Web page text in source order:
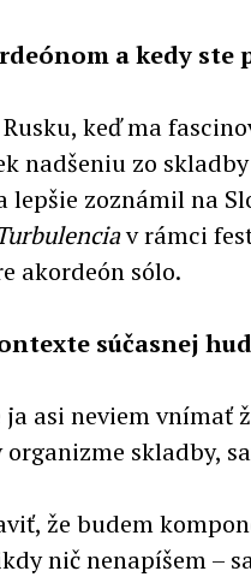
a kedy
keď ma
nadšeniu zo
lepšie zoznámil na
v rámci
akordeón sólo.
súčasnej
asi neviem
skladby,
že budem
nič nenapíšem –